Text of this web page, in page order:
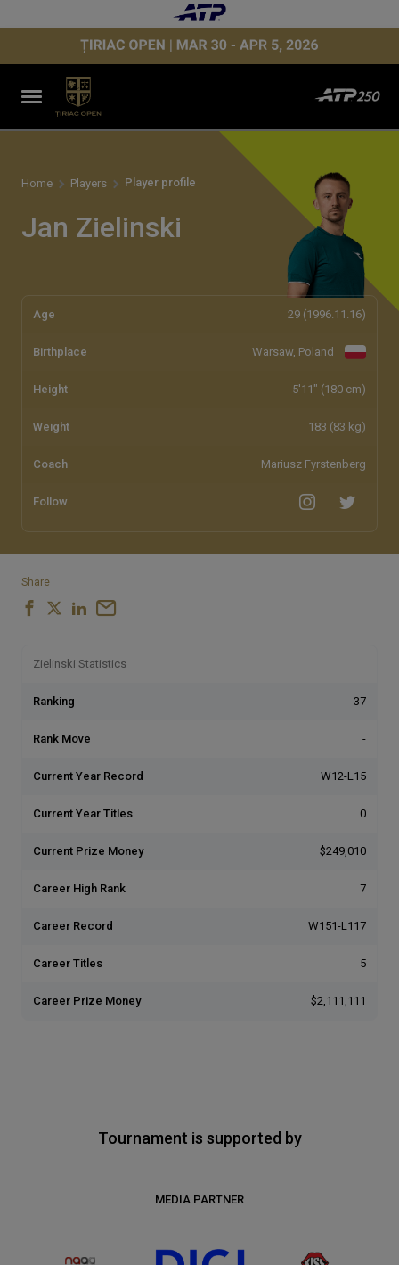
Home Players Player profile
Jan Zielinski
Age 29 (1996.11.16)
Birthplace Warsaw, Poland
Height 5'11" (180 cm)
Weight 183 (83 kg)
Coach Mariusz Fyrstenberg
Follow
Share
Zielinski Statistics
Ranking 37
Rank Move -
Current Year Record W12-L15
Current Year Titles 0
Current Prize Money $249,010
Career High Rank 7
Career Record W151-L117
Career Titles 5
Career Prize Money $2,111,111
Tournament is supported by
MEDIA PARTNER